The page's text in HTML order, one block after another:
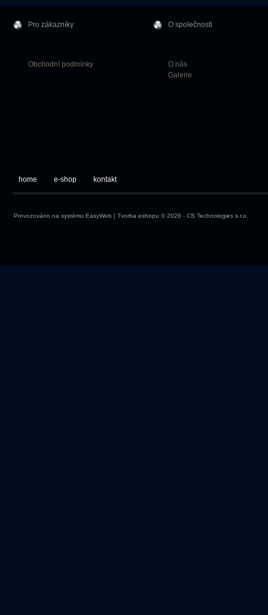
Pro zákazníky
Obchodní podmínky
O společnosti
O nás
Galerie
home e-shop kontakt
Provozováno na systému EasyWeb | Tvorba eshopu © 2026 - CS Technologies s.r.o.